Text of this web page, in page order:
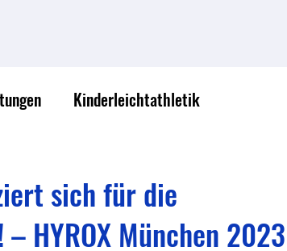
Kinderleichtathletik
sich für die
HYROX München 2023